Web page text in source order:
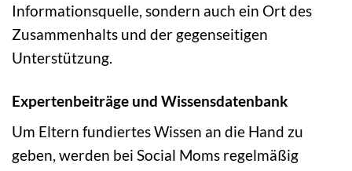
Informationsquelle, sondern auch ein Ort des
Zusammenhalts und der gegenseitigen
Unterstützung.
Expertenbeiträge und Wissensdatenbank
Um Eltern fundiertes Wissen an die Hand zu
geben, werden bei Social Moms regelmäßig